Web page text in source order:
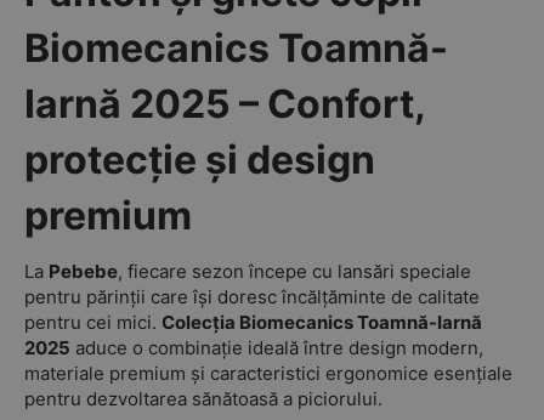
Biomecanics Toamnă-
Iarnă 2025 – Confort,
protecție și design
premium
La Pebebe, fiecare sezon începe cu lansări speciale
pentru părinții care își doresc încălțăminte de calitate
pentru cei mici. Colecția Biomecanics Toamnă-Iarnă
2025 aduce o combinație ideală între design modern,
materiale premium și caracteristici ergonomice esențiale
pentru dezvoltarea sănătoasă a piciorului.